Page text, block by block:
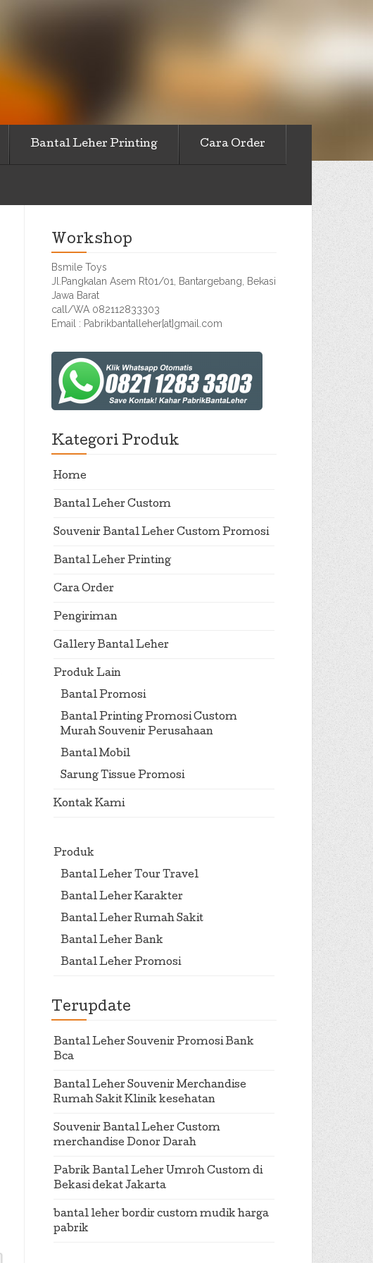
Bantal Leher Printing Cara Order
Workshop
Bsmile Toys
Jl.Pangkalan Asem Rt01/01, Bantargebang, Bekasi
Jawa Barat
call/WA 082112833303
Email : Pabrikbantalleher[at]gmail.com
Kategori Produk
Home
Bantal Leher Custom
Souvenir Bantal Leher Custom Promosi
Bantal Leher Printing
Cara Order
Pengiriman
Gallery Bantal Leher
Produk Lain
Bantal Promosi
Bantal Printing Promosi Custom
Murah Souvenir Perusahaan
Bantal Mobil
Sarung Tissue Promosi
Kontak Kami
Produk
Bantal Leher Tour Travel
Bantal Leher Karakter
Bantal Leher Rumah Sakit
Bantal Leher Bank
Bantal Leher Promosi
Terupdate
Bantal Leher Souvenir Promosi Bank
Bca
Bantal Leher Souvenir Merchandise
Rumah Sakit Klinik kesehatan
Souvenir Bantal Leher Custom
merchandise Donor Darah
Pabrik Bantal Leher Umroh Custom di
Bekasi dekat Jakarta
bantal leher bordir custom mudik harga
pabrik